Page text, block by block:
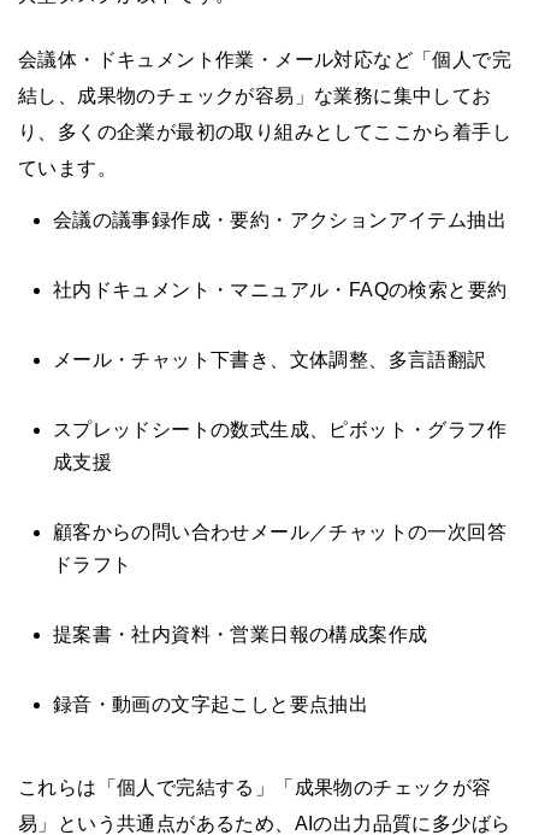
会議体・ドキュメント作業・メール対応など「個人で完
結し、成果物のチェックが容易」な業務に集中してお
り、多くの企業が最初の取り組みとしてここから着手し
ています。
会議の議事録作成・要約・アクションアイテム抽出
社内ドキュメント・マニュアル・FAQの検索と要約
メール・チャット下書き、文体調整、多言語翻訳
スプレッドシートの数式生成、ピボット・グラフ作
成支援
顧客からの問い合わせメール／チャットの一次回答
ドラフト
提案書・社内資料・営業日報の構成案作成
録音・動画の文字起こしと要点抽出
これらは「個人で完結する」「成果物のチェックが容
易」という共通点があるため、AIの出力品質に多少ばら